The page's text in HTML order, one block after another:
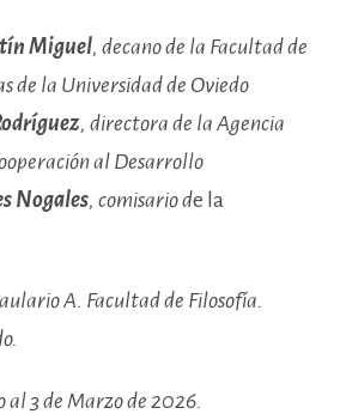
Miguel, decano de la Facultad de
de la Universidad de Oviedo
, directora de la Agencia
al Desarrollo
Nogales, comisario de la
A. Facultad de Filosofía.
al 3 de Marzo de 2026.